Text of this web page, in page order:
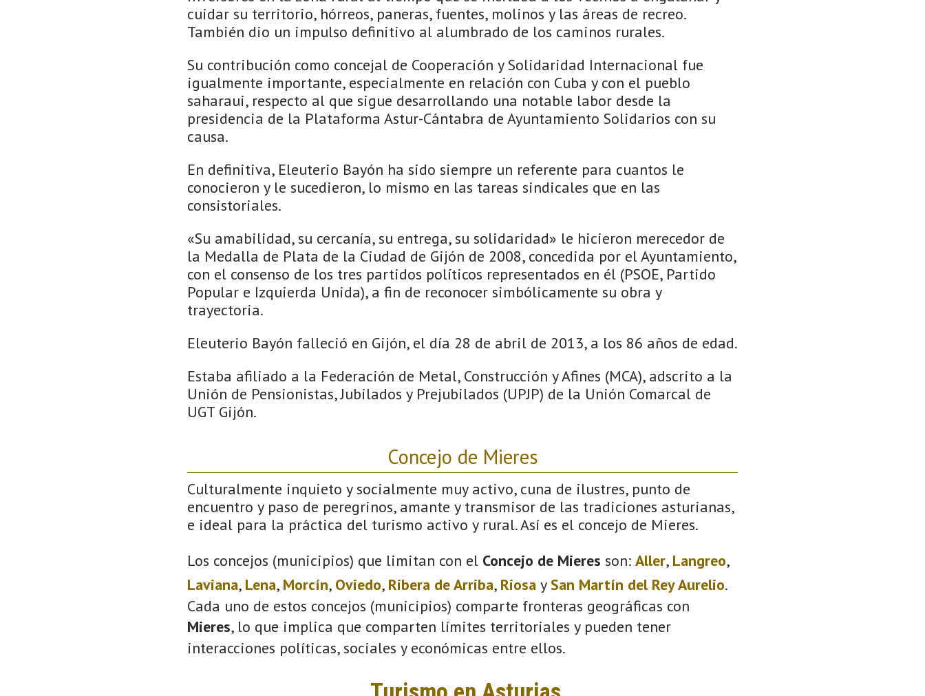
cuidar su territorio, hórreos, paneras, fuentes, molinos y las áreas de recreo.
También dio un impulso definitivo al alumbrado de los caminos rurales.
Su contribución como concejal de Cooperación y Solidaridad Internacional fue
igualmente importante, especialmente en relación con Cuba y con el pueblo
saharaui, respecto al que sigue desarrollando una notable labor desde la
presidencia de la Plataforma Astur-Cántabra de Ayuntamiento Solidarios con su
causa.
En definitiva, Eleuterio Bayón ha sido siempre un referente para cuantos le
conocieron y le sucedieron, lo mismo en las tareas sindicales que en las
consistoriales.
«Su amabilidad, su cercanía, su entrega, su solidaridad» le hicieron merecedor de
la Medalla de Plata de la Ciudad de Gijón de 2008, concedida por el Ayuntamiento,
con el consenso de los tres partidos políticos representados en él (PSOE, Partido
Popular e Izquierda Unida), a fin de reconocer simbólicamente su obra y
trayectoria.
Eleuterio Bayón falleció en Gijón, el día 28 de abril de 2013, a los 86 años de edad.
Estaba afiliado a la Federación de Metal, Construcción y Afines (MCA), adscrito a la
Unión de Pensionistas, Jubilados y Prejubilados (UPJP) de la Unión Comarcal de
UGT Gijón.
Concejo de Mieres
Culturalmente inquieto y socialmente muy activo, cuna de ilustres, punto de
encuentro y paso de peregrinos, amante y transmisor de las tradiciones asturianas,
e ideal para la práctica del turismo activo y rural. Así es el concejo de Mieres.
Los concejos (municipios) que limitan con el Concejo de Mieres son: Aller, Langreo,
Laviana, Lena, Morcín, Oviedo, Ribera de Arriba, Riosa ySan Martín del Rey Aurelio.
Cada uno de estos concejos (municipios) comparte fronteras geográficas con
Mieres, lo que implica que comparten límites territoriales y pueden tener
interacciones políticas, sociales y económicas entre ellos.